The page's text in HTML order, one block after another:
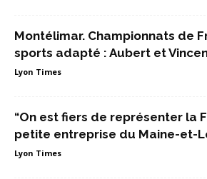
Montélimar. Championnats de
sports adapté : Aubert et
Lyon Times
“On est fiers de représenter la
petite entreprise du Maine-et-
Lyon Times